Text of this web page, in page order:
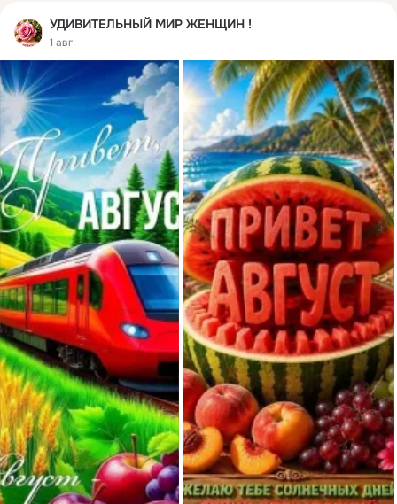
УДИВИТЕЛЬНЫЙ МИР ЖЕНЩИН !
1 авг